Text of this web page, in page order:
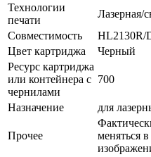
Технологии
печати
Лазерная/­
Совместимость
HL2130R/­
Цвет картриджа
Черный
Ресурс картриджа
или контейнера с
чернилами
700
Назначение для
Прочее
меняться